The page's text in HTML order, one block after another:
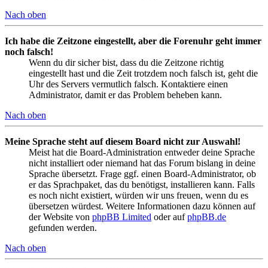
Nach oben
Ich habe die Zeitzone eingestellt, aber die Forenuhr geht immer
noch falsch!
Wenn du dir sicher bist, dass du die Zeitzone richtig
eingestellt hast und die Zeit trotzdem noch falsch ist, geht die
Uhr des Servers vermutlich falsch. Kontaktiere einen
Administrator, damit er das Problem beheben kann.
Nach oben
Meine Sprache steht auf diesem Board nicht zur Auswahl!
Meist hat die Board-Administration entweder deine Sprache
nicht installiert oder niemand hat das Forum bislang in deine
Sprache übersetzt. Frage ggf. einen Board-Administrator, ob
er das Sprachpaket, das du benötigst, installieren kann. Falls
es noch nicht existiert, würden wir uns freuen, wenn du es
übersetzen würdest. Weitere Informationen dazu können auf
der Website von phpBB Limited oder aufphpBB.de
gefunden werden.
Nach oben